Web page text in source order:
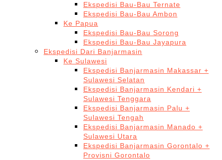
Ekspedisi Bau-Bau Ternate
Ekspedisi Bau-Bau Ambon
Ke Papua
Ekspedisi Bau-Bau Sorong
Ekspedisi Bau-Bau Jayapura
Ekspedisi Dari Banjarmasin
Ke Sulawesi
Ekspedisi Banjarmasin Makassar +
Sulawesi Selatan
Ekspedisi Banjarmasin Kendari +
Sulawesi Tenggara
Ekspedisi Banjarmasin Palu +
Sulawesi Tengah
Ekspedisi Banjarmasin Manado +
Sulawesi Utara
Ekspedisi Banjarmasin Gorontalo +
Provisni Gorontalo